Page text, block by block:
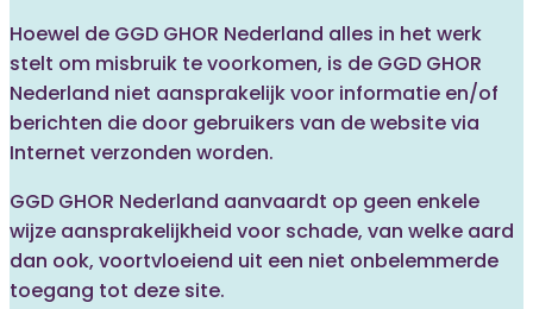
Hoewel de GGD GHOR Nederland alles in het werk
stelt om misbruik te voorkomen, is de GGD GHOR
Nederland niet aansprakelijk voor informatie en/of
berichten die door gebruikers van de website via
Internet verzonden worden.
GGD GHOR Nederland aanvaardt op geen enkele
wijze aansprakelijkheid voor schade, van welke aard
dan ook, voortvloeiend uit een niet onbelemmerde
toegang tot deze site.